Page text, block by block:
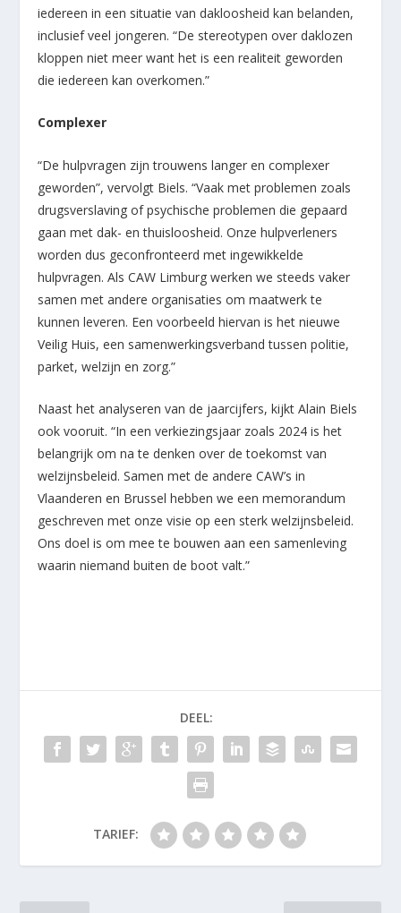
iedereen in een situatie van dakloosheid kan belanden,
inclusief veel jongeren. “De stereotypen over daklozen
kloppen niet meer want het is een realiteit geworden
die iedereen kan overkomen.”
Complexer
“De hulpvragen zijn trouwens langer en complexer
geworden”, vervolgt Biels. “Vaak met problemen zoals
drugsverslaving of psychische problemen die gepaard
gaan met dak- en thuisloosheid. Onze hulpverleners
worden dus geconfronteerd met ingewikkelde
hulpvragen. Als CAW Limburg werken we steeds vaker
samen met andere organisaties om maatwerk te
kunnen leveren. Een voorbeeld hiervan is het nieuwe
Veilig Huis, een samenwerkingsverband tussen politie,
parket, welzijn en zorg.”
Naast het analyseren van de jaarcijfers, kijkt Alain Biels
ook vooruit. “In een verkiezingsjaar zoals 2024 is het
belangrijk om na te denken over de toekomst van
welzijnsbeleid. Samen met de andere CAW’s in
Vlaanderen en Brussel hebben we een memorandum
geschreven met onze visie op een sterk welzijnsbeleid.
Ons doel is om mee te bouwen aan een samenleving
waarin niemand buiten de boot valt.”
DEEL:
TARIEF: